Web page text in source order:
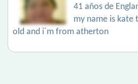
41 años de
my name is kate
old and i´m from atherton